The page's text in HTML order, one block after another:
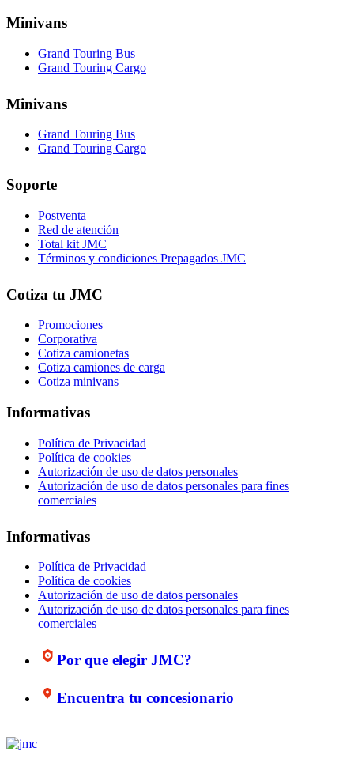
Minivans
Grand Touring Bus
Grand Touring Cargo
Minivans
Grand Touring Bus
Grand Touring Cargo
Soporte
Postventa
Red de atención
Total kit JMC
Términos y condiciones Prepagados JMC
Cotiza tu JMC
Promociones
Corporativa
Cotiza camionetas
Cotiza camiones de carga
Cotiza minivans
Informativas
Política de Privacidad
Política de cookies
Autorización de uso de datos personales
Autorización de uso de datos personales para fines
comerciales
Informativas
Política de Privacidad
Política de cookies
Autorización de uso de datos personales
Autorización de uso de datos personales para fines
comerciales
Por que elegir JMC?
Encuentra tu concesionario